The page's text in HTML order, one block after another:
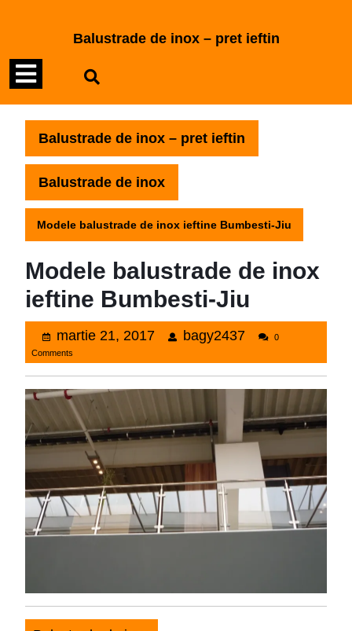
Balustrade de inox – pret ieftin
Open
Menu
Balustrade de inox – pret ieftin
Balustrade de inox
Modele balustrade de inox ieftine Bumbesti-Jiu
Modele balustrade de inox
ieftine Bumbesti-Jiu
martie 21, 2017martie
2017
bagy2437bagy2437
0
Comments